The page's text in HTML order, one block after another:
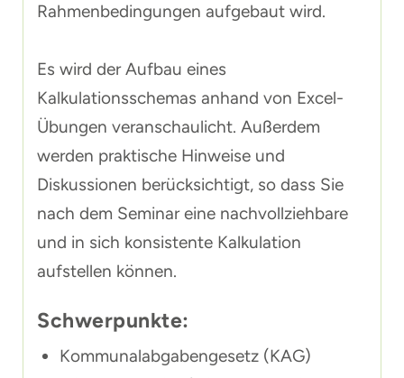
Rahmenbedingungen aufgebaut wird.
Es wird der Aufbau eines
Kalkulationsschemas anhand von Excel-
Übungen veranschaulicht. Außerdem
werden praktische Hinweise und
Diskussionen berücksichtigt, so dass Sie
nach dem Seminar eine nachvollziehbare
und in sich konsistente Kalkulation
aufstellen können.
Schwerpunkte:
Kommunalabgabengesetz (KAG)